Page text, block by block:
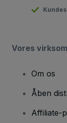
Vores
Om os
Åben
Affiliate-